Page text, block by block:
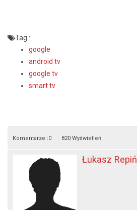
Tag :
google
android tv
google tv
smart tv
Komentarze::0 820 Wyświetleń
Łukasz